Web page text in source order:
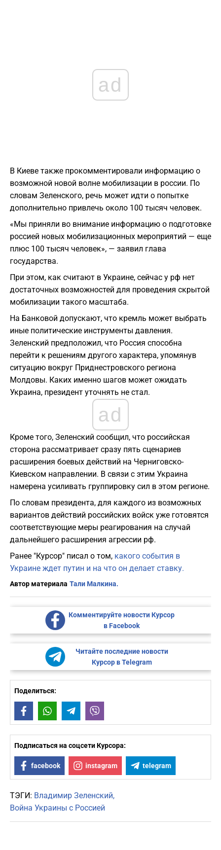
ad
В Киеве также прокомментировали информацию о
возможной новой волне мобилизации в россии. По
словам Зеленского, речь может идти о попытке
дополнительно привлечь около 100 тысяч человек.
«Мы приняли во внимание информацию о подготовке
россией новых мобилизационных мероприятий — еще
плюс 100 тысяч человек», — заявил глава
государства.
При этом, как считают в Украине, сейчас у рф нет
достаточных возможностей для проведения скрытой
мобилизации такого масштаба.
На Банковой допускают, что кремль может выбрать
иные политические инструменты давления.
Зеленский предположил, что Россия способна
перейти к решениям другого характера, упомянув
ситуацию вокруг Приднестровского региона
Молдовы. Каких именно шагов может ожидать
Украина, президент уточнять не стал.
ad
Кроме того, Зеленский сообщил, что российская
сторона рассматривает сразу пять сценариев
расширения боевых действий на Черниговско-
Киевском направлении. В связи с этим Украина
намерена усиливать группировку сил в этом регионе.
По словам президента, для каждого из возможных
вариантов действий российских войск уже готовятся
соответствующие меры реагирования на случай
дальнейшего расширения агрессии рф.
Ранее "Курсор" писал о том, какого события в
Украине ждет путин и на что он делает ставку.
Автор материала Тали Малкина.
Комментируйте новости Курсор
в Facebook
Читайте последние новости
Курсор в Telegram
Поделиться:
FacebookWhatsAppTelegram
Подписаться на соцсети Курсора:
facebook instagram telegram
ТЭГИ: Владимир Зеленский
Война Украины с Россией